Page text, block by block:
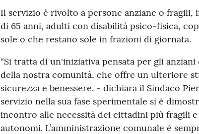
Il servizio è rivolto a persone anziane o fragili,
di 65 anni, adulti con disabilità psico-fisica,
sole o che restano sole in frazioni di giornata.
“Si tratta di un'iniziativa pensata per gli
della nostra comunità, che offre un ulteriore
sicurezza e benessere. - dichiara il Sindaco
servizio nella sua fase sperimentale si è
incontro alle necessità dei cittadini più fragili
autonomi. L’amministrazione comunale è